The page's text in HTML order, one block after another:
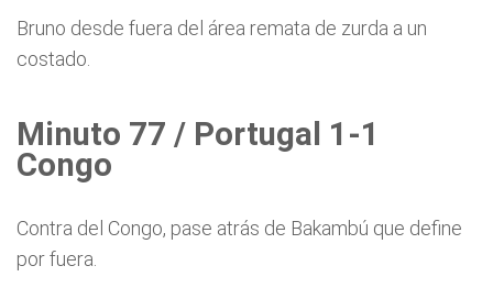
Bruno desde fuera del área remata de zurda a un
costado.
Minuto 77 / Portugal 1-1
Congo
Contra del Congo, pase atrás de Bakambú que define
por fuera.